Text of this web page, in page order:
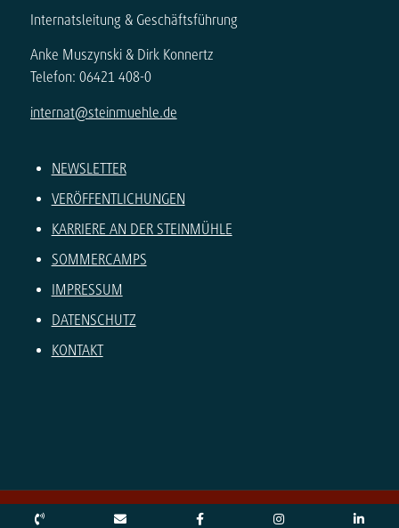
Internatsleitung & Geschäftsführung
Anke Muszynski & Dirk Konnertz
Telefon: 06421 408-0
internat@steinmuehle.de
NEWSLETTER
VERÖFFENTLICHUNGEN
KARRIERE AN DER STEINMÜHLE
SOMMERCAMPS
IMPRESSUM
DATENSCHUTZ
KONTAKT
© Copyright – Steinmühle 2026 | Erneuern oder ändern Sie Ihre Cookie-Einwilligung